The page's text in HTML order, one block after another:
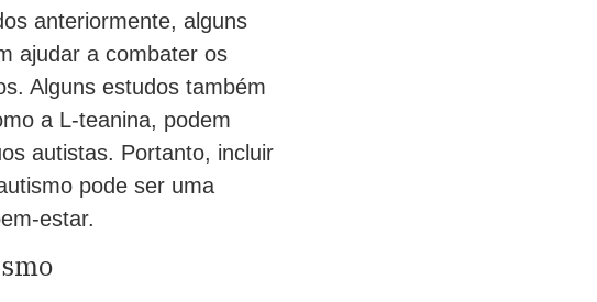
anteriormente, alguns
ajudar a combater os
Alguns estudos também
a L-teanina, podem
autistas. Portanto, incluir
pode ser uma
estar.